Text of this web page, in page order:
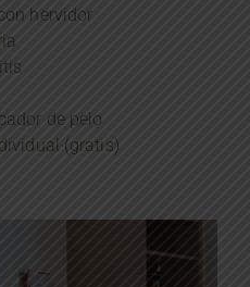
hervidor
de pelo
(gratis)